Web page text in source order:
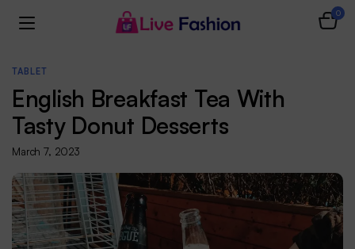
0
TABLET
English Breakfast Tea With
Tasty Donut Desserts
March 7, 2023